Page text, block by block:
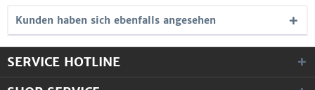
Kunden haben sich ebenfalls angesehen
SERVICE HOTLINE